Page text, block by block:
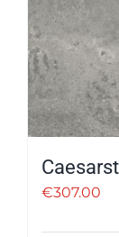
€307.00